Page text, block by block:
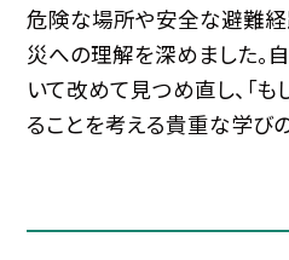
危険な場所や安全な避難経
災への理解を深めました。
いて改めて見つめ直し、「
ることを考える貴重な学び